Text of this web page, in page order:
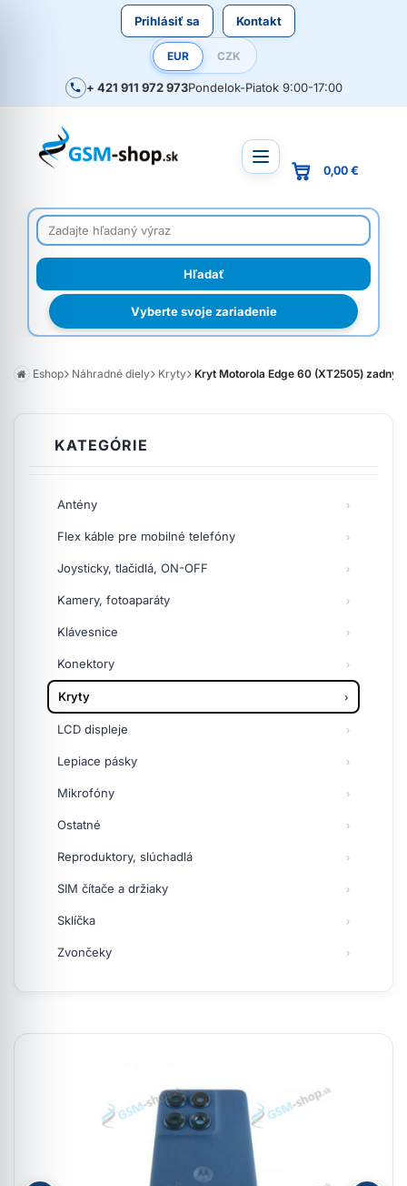
Prihlásiť sa Kontakt
EUR CZK
+ 421 911 972 973Pondelok-Piatok 9:00-17:00
Vyberte svoje zariadenie
0,00 €
Eshop Náhradné diely Kryty Kryt Motorola Edge 60 (XT2505) zadný
KATEGÓRIE
Antény
Flex káble pre mobilné telefóny
Joysticky, tlačidlá, ON-OFF
Kamery, fotoaparáty
Klávesnice
Konektory
Kryty
LCD displeje
Lepiace pásky
Mikrofóny
Ostatné
Reproduktory, slúchadlá
SIM čítače a držiaky
Sklíčka
Zvončeky